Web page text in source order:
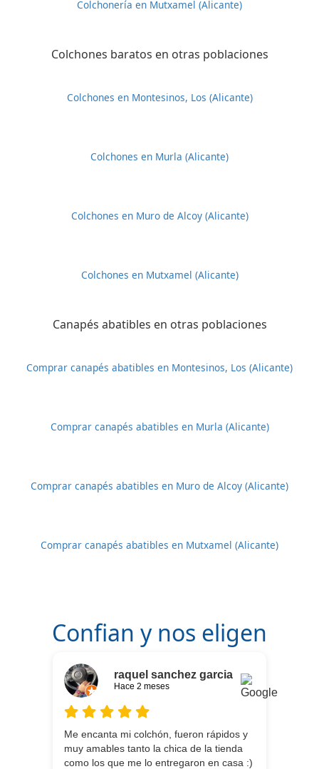
Colchonería en Mutxamel (Alicante)
Colchones baratos en otras poblaciones
Colchones en Montesinos, Los (Alicante)
Colchones en Murla (Alicante)
Colchones en Muro de Alcoy (Alicante)
Colchones en Mutxamel (Alicante)
Canapés abatibles en otras poblaciones
Comprar canapés abatibles en Montesinos, Los (Alicante)
Comprar canapés abatibles en Murla (Alicante)
Comprar canapés abatibles en Muro de Alcoy (Alicante)
Comprar canapés abatibles en Mutxamel (Alicante)
Confian y nos eligen
raquel sanchez garcia
Hace 2 meses
Me encanta mi colchón, fueron rápidos y
muy amables tanto la chica de la tienda
como los que me lo entregaron en casa :)